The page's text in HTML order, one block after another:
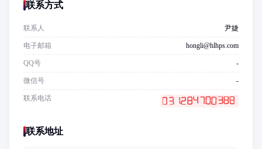
联系方式
联系人 尹婕
电子邮箱 hongli@hlhps.com
QQ号 -
微信号 -
联系电话
联系地址